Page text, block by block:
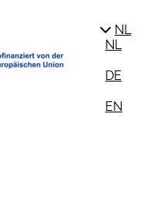
NL
NL
DE
EN